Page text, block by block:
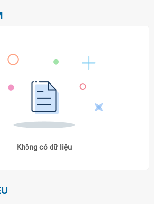
Không có dữ liệu